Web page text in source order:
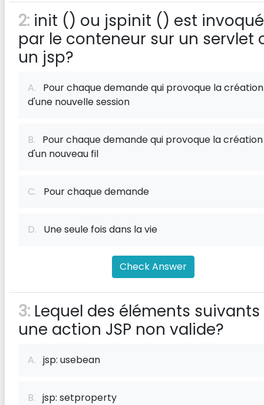
2: init () ou jspinit () est invoqué
par le conteneur sur un servlet
un jsp?
A. Pour chaque demande qui provoque la création
d'une nouvelle session
B. Pour chaque demande qui provoque la création
d'un nouveau fil
C. Pour chaque demande
D. Une seule fois dans la vie
Check Answer
3: Lequel des éléments
une action JSP non valide?
A. jsp: usebean
B. jsp: setproperty